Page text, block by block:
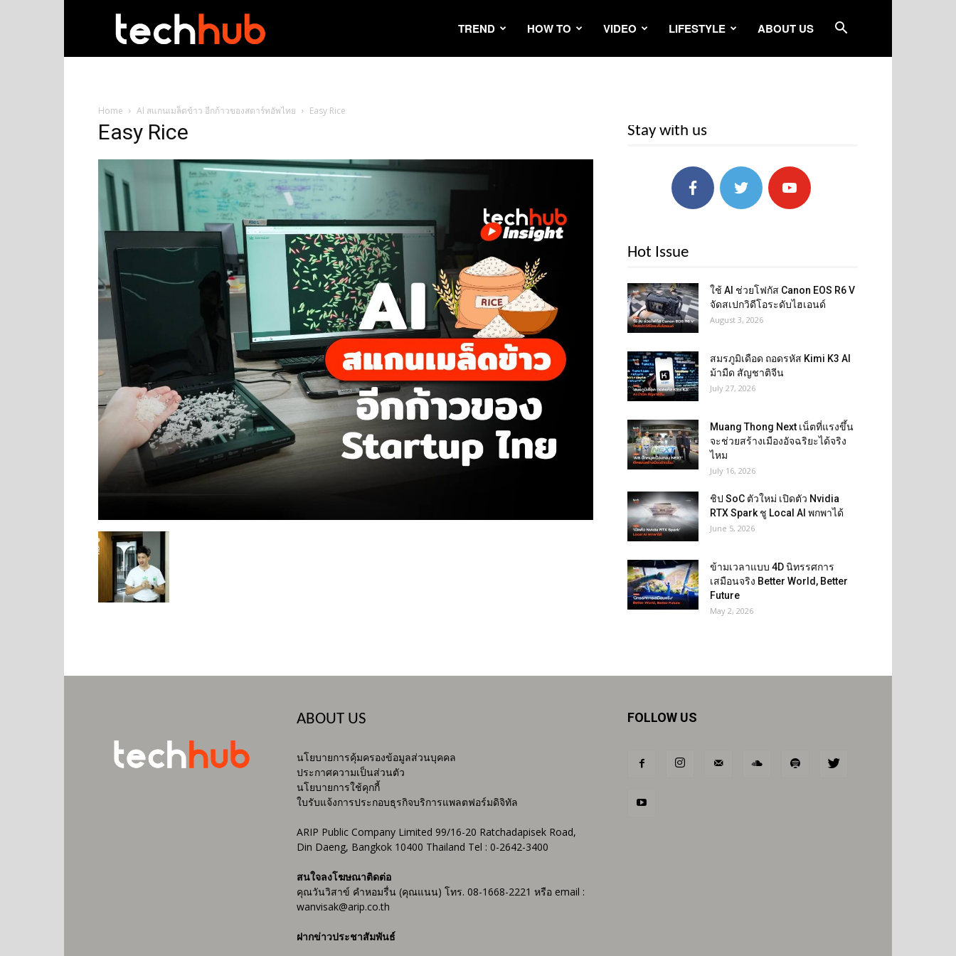
TREND HOW TO VIDEO LIFESTYLE ABOUT US
Home AI สแกนเมล็ดข้าว อีกก้าวของสตาร์ทอัพไทย Easy Rice
Easy Rice Stay with us
Hot Issue
ใช้ AI ช่วยโฟกัส Canon EOS R6 V
จัดสเปกวิดีโอระดับไฮเอนด์
August 3, 2026
สมรภูมิเดือด ถอดรหัส Kimi K3 AI
ม้ามืด สัญชาติจีน
July 27, 2026
Muang Thong Next เน็ตที่แรงขึ้น
จะช่วยสร้างเมืองอัจฉริยะได้จริง
ไหม
July 16, 2026
ชิป SoC ตัวใหม่ เปิดตัว Nvidia
RTX Spark ชู Local AI พกพาได้
June 5, 2026
ข้ามเวลาแบบ 4D นิทรรศการ
เสมือนจริง Better World, Better
Future
May 2, 2026
ABOUT US
นโยบายการคุ้มครองข้อมูลส่วนบุคคล
ประกาศความเป็นส่วนตัว
นโยบายการใช้คุกกี้
ใบรับแจ้งการประกอบธุรกิจบริการแพลตฟอร์มดิจิทัล
ARIP Public Company Limited 99/16-20 Ratchadapisek Road,
Din Daeng, Bangkok 10400 Thailand Tel : 0-2642-3400
สนใจลงโฆษณาติดต่อ
คุณวันวิสาข์ คำหอมรื่น (คุณแนน) โทร. 08-1668-2221 หรือ email :
wanvisak@arip.co.th
ฝากข่าวประชาสัมพันธ์
FOLLOW US